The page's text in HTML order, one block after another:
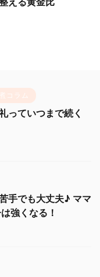
コラム
っていつまで続く
手でも大丈夫♪ ママ
強くなる！